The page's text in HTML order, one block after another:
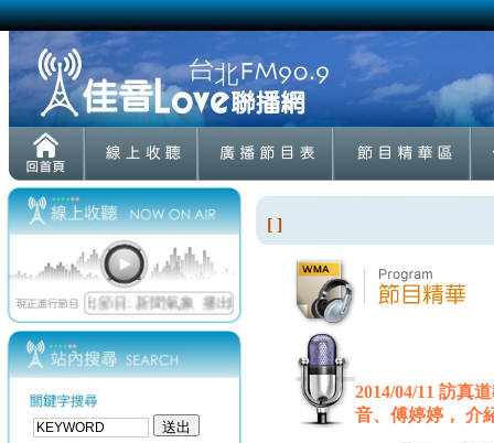
[ ]
2014/04/11 訪真
音、傅婷婷， 介